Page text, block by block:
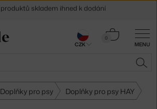
MENU
0
Košík
Doplňky pro psy Doplňky pro psy HAY
30 dní na vrácení zboží
CZK